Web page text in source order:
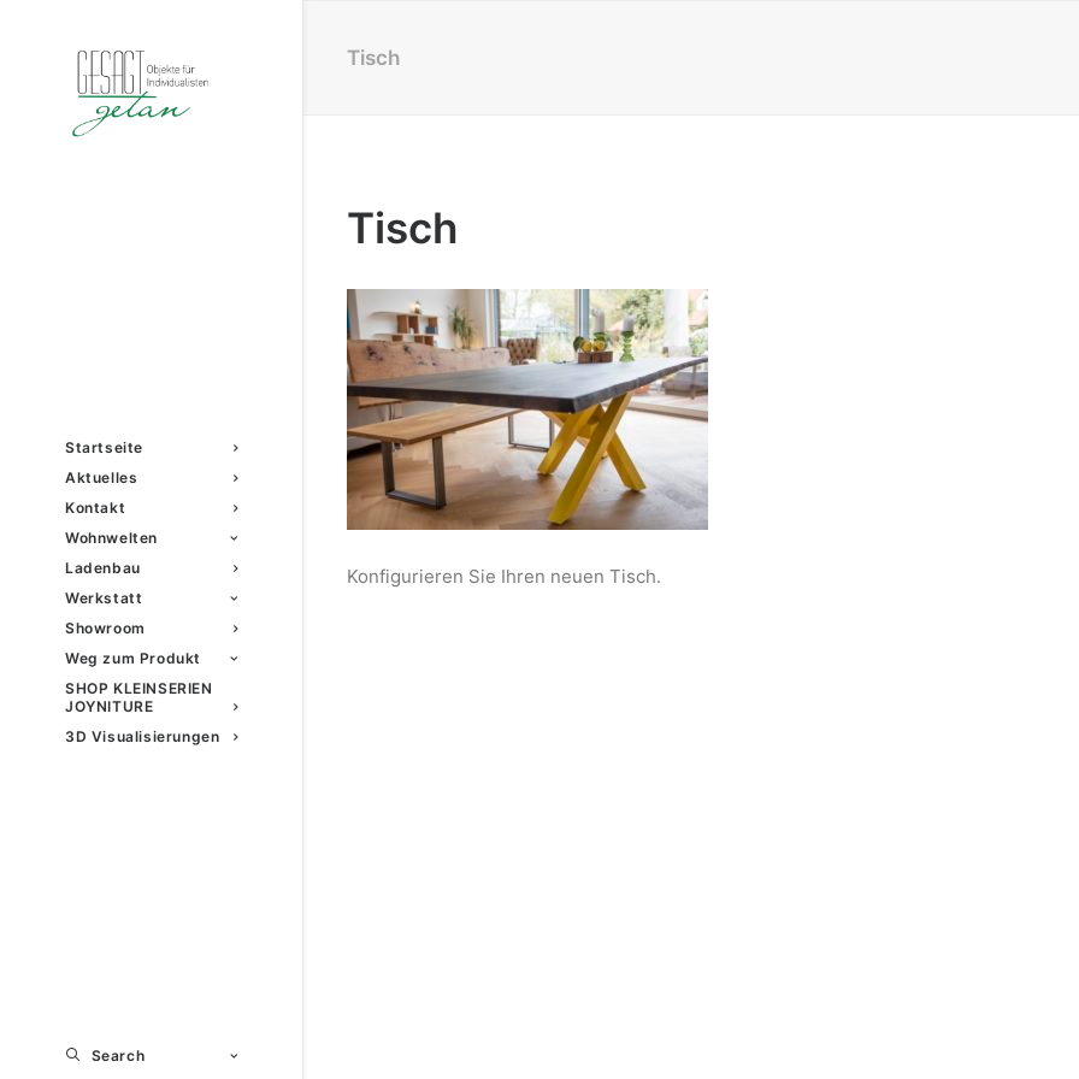
Startseite
Aktuelles
Kontakt
Wohnwelten
Ladenbau
Werkstatt
Showroom
Weg zum Produkt
SHOP KLEINSERIEN
JOYNITURE
3D Visualisierungen
Search
Tisch
Tisch
Konfigurieren Sie Ihren neuen Tisch.